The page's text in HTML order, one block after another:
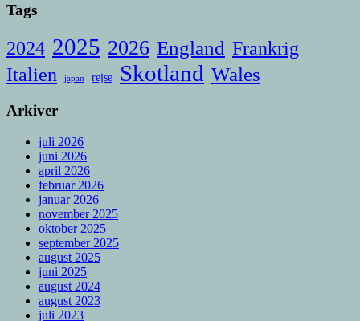
Tags
2024 2025 2026 England Frankrig
Italien
japan rejse Skotland Wales
Arkiver
juli 2026
juni 2026
april 2026
februar 2026
januar 2026
november 2025
oktober 2025
september 2025
august 2025
juni 2025
august 2024
august 2023
juli 2023